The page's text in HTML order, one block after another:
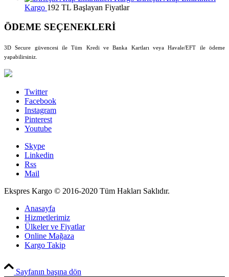
PCI-DSS Ödeme Güvenliği
Kargo 192 TL Başlayan Fiyatlar
ÖDEME SEÇENEKLERİ
3D Secure güvencesi ile Tüm Kredi ve Banka Kartları veya Havale/EFT ile ödeme
yapabilirsiniz.
Twitter
Facebook
Instagram
Pinterest
Youtube
Skype
Linkedin
Rss
Mail
Ekspres Kargo © 2016-2020 Tüm Hakları Saklıdır.
Anasayfa
Hizmetlerimiz
Ülkeler ve Fiyatlar
Online Mağaza
Kargo Takip
Sayfanın başına dön